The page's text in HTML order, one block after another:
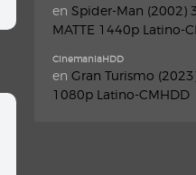
en Spider-Man (2002)
MATTE 1440p Latino-
CinemaniaHDD
en Gran Turismo
1080p Latino-CMHDD